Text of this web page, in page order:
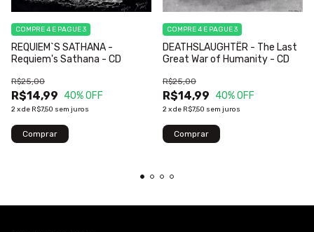
REQUIEM`S SATHANA -
Requiem's Sathana - CD
R$14,99
R$25,00
40% OFF
2xde R$7,50 sem juros
COMPRE 4 E PAGUE 3
DEATHSLAUGHTËR - The Last
Great War of Humanity - CD
R$14,99
R$25,00
40% OFF
2xde R$7,50 sem juros
COMPRE 4 E PAGUE 3